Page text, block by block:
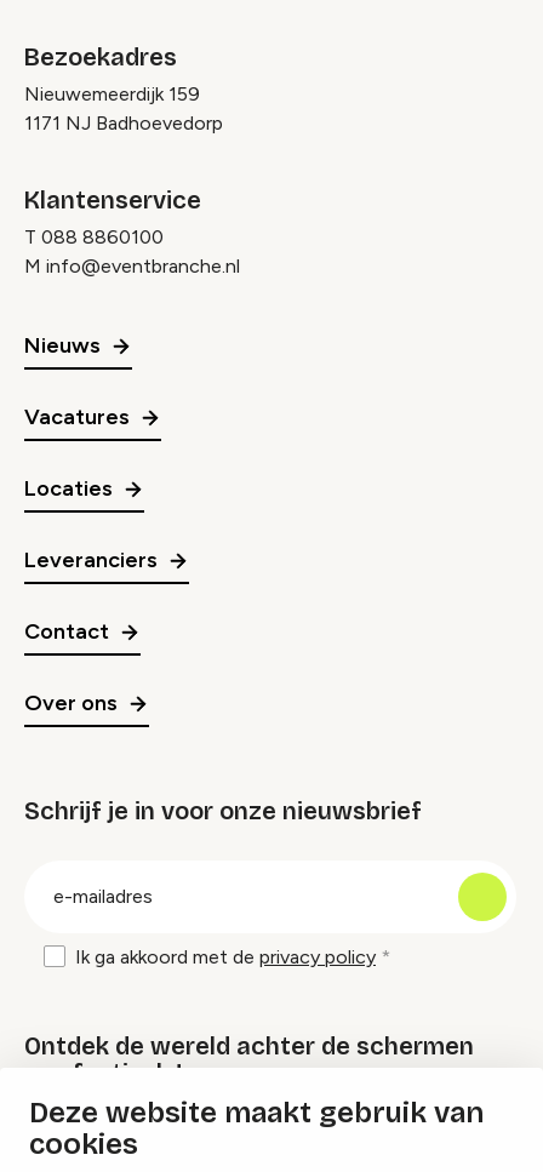
Deze website maakt gebruik van
cookies
Bezoekadres
Nieuwemeerdijk 159
1171 NJ Badhoevedorp
Klantenservice
T 088 8860100
M info@eventbranche.nl
Nieuws
Vacatures
Locaties
Leveranciers
Contact
Over ons
Schrijf je in voor onze nieuwsbrief
Ik ga akkoord met de privacy policy
Ontdek de wereld achter de schermen
van festivals!
Lees onze Festival Specials